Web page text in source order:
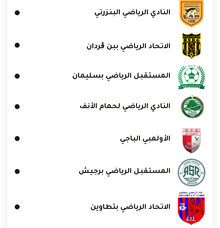
النادي الرياضي البنزرتي
الاتحاد الرياضي ببن ڨردان
المستقبل الرياضي بسليمان
النادي الرياضي لحمام الأنف
الأولمبي الباجي
المستقبل الرياضي برجيش
الاتحاد الرياضي بتطاوين